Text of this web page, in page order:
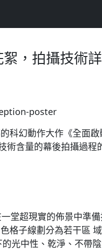
，拍攝技術
科幻動作大作《全面
含量的幕後拍攝過程
堂超現實的佈景中準
格子線劃分為若干區
光中性、乾淨、不帶